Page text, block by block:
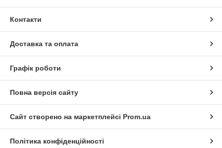
Контакти
Доставка та оплата
Графік роботи
Повна версія сайту
Сайт створено на маркетплейсі Prom.ua
Політика конфіденційності